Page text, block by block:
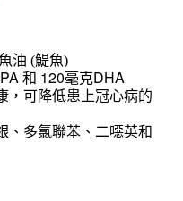
油 (鯷魚)
和 120毫克DHA
，可降低患上冠心病的
、多氯聯苯 、二噁英和